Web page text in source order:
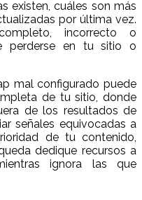
existen, cuáles son más
por última vez.
incorrecto o
perderse en tu sitio o
mal configurado puede
de tu sitio, donde
de los resultados de
señales equivocadas a
de tu contenido,
dedique recursos a
ignora las que